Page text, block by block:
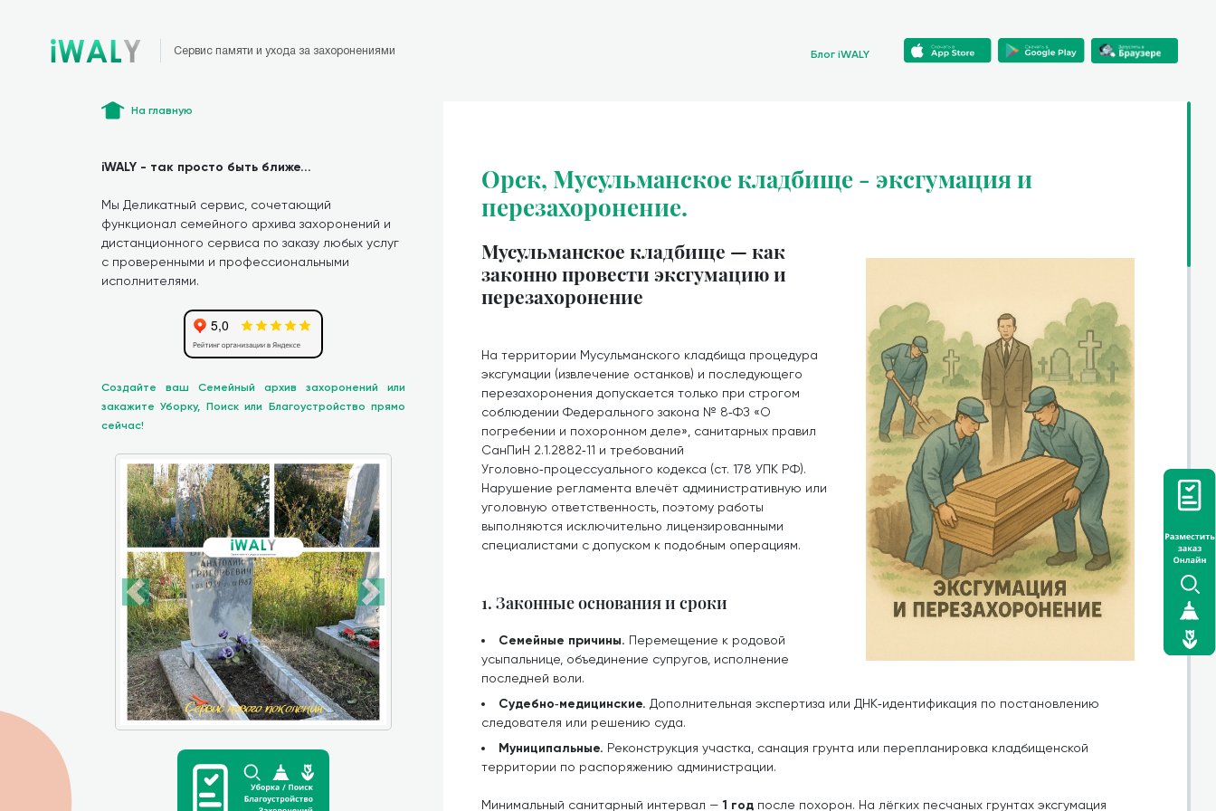
Сервис памяти и ухода за захоронениями Блог iWALY
На главную
iWALY - так просто быть ближе...
Мы Деликатный сервис, сочетающий
функционал семейного архива захоронений и
дистанционного сервиса по заказу любых услуг
с проверенными и профессиональными
исполнителями.
Создайте ваш Семейный архив захоронений или
закажите Уборку, Поиск или Благоустройство прямо
сейчас!
Орск, Мусульманское кладбище - эксгумация и
перезахоронение.
Мусульманское кладбище — как
законно провести эксгумацию и
перезахоронение
На территории Мусульманского кладбища процедура
эксгумации (извлечение останков) и последующего
перезахоронения допускается только при строгом
соблюдении Федерального закона № 8‑ФЗ «О
погребении и похоронном деле», санитарных правил
СанПиН 2.1.2882‑11 и требований
Уголовно‑процессуального кодекса (ст. 178 УПК РФ).
Нарушение регламента влечёт административную или
уголовную ответственность, поэтому работы
выполняются исключительно лицензированными
специалистами с допуском к подобным операциям.
1. Законные основания и сроки
Семейные причины. Перемещение к родовой
усыпальнице, объединение супругов, исполнение
последней воли.
Судебно‑медицинские. Дополнительная экспертиза или ДНК‑идентификация по постановлению
следователя или решению суда.
Муниципальные. Реконструкция участка, санация грунта или перепланировка кладбищенской
территории по распоряжению администрации.
Минимальный санитарный интервал —1 год после похорон. На лёгких песчаных грунтах эксгумация